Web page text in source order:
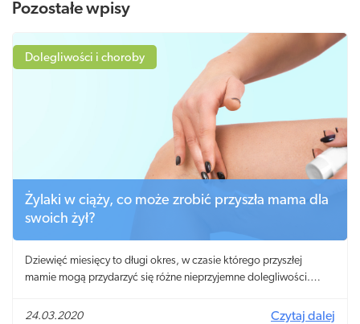
Pozostałe wpisy
Dolegliwości i choroby
Żylaki w ciąży, co może zrobić przyszła mama dla
swoich żył?
Dziewięć miesięcy to długi okres, w czasie którego przyszłej
mamie mogą przydarzyć się różne nieprzyjemne dolegliwości.
ogromnych poświęceń, niestety bez gwarancji, że efekt starań
24.03.2020 Czytaj dalej